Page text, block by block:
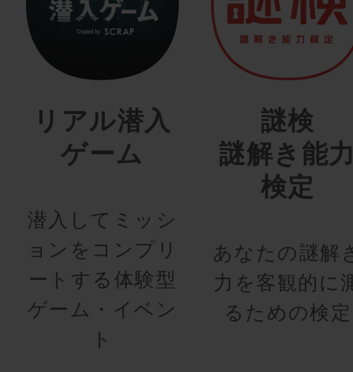
リアル潜入
ゲーム
潜入してミッシ
ョンをコンプリ
ートする体験型
ゲーム・イベン
ト
謎検
謎解き能
検定
あなたの謎解
力を客観的に
るための検定